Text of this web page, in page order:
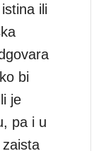
ili
bi
je
pa i u